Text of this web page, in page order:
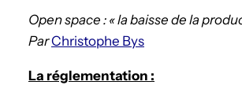
Open space : « la baisse de la
ParChristophe Bys
La réglementation :